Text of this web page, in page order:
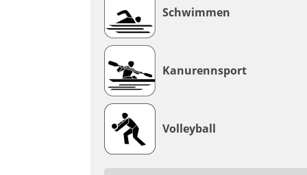
Schwimmen
Kanurennsport
Volleyball